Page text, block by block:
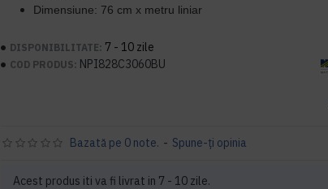
Dimensiune: 76 cm x metru liniar
DISPONIBILITATE: 7 - 10 zile
COD PRODUS: NPI828C3060BU
Acest produs iti va fi livrat in 7 - 10 zile.
Bazată pe 0 note. - Spune-ţi opinia